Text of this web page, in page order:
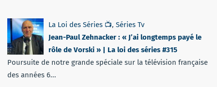
La Loi des Séries 📺, Séries Tv
Jean-Paul Zehnacker : « J’ai longtemps payé le
rôle de Vorski » | La loi des séries #315
Poursuite de notre grande spéciale sur la télévision française
des années 6...